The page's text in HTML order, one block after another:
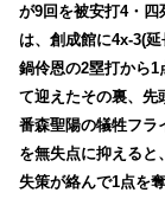
が9回を被安打4・
は、創成館に4x-3(
鍋伶恩の2塁打から
て迎えたその裏、先
番森聖陽の犠牲フラ
を無失点に抑えると
失策が絡んで1点を